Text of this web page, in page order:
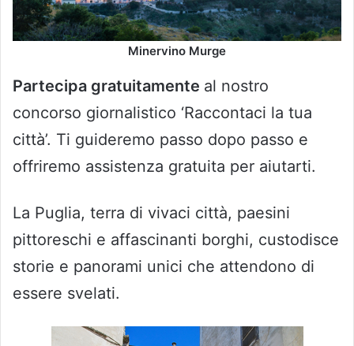
Minervino Murge
Partecipa gratuitamente al nostro
concorso giornalistico ‘Raccontaci la tua
città’. Ti guideremo passo dopo passo e
offriremo assistenza gratuita per aiutarti.
La Puglia, terra di vivaci città, paesini
pittoreschi e affascinanti borghi, custodisce
storie e panorami unici che attendono di
essere svelati.